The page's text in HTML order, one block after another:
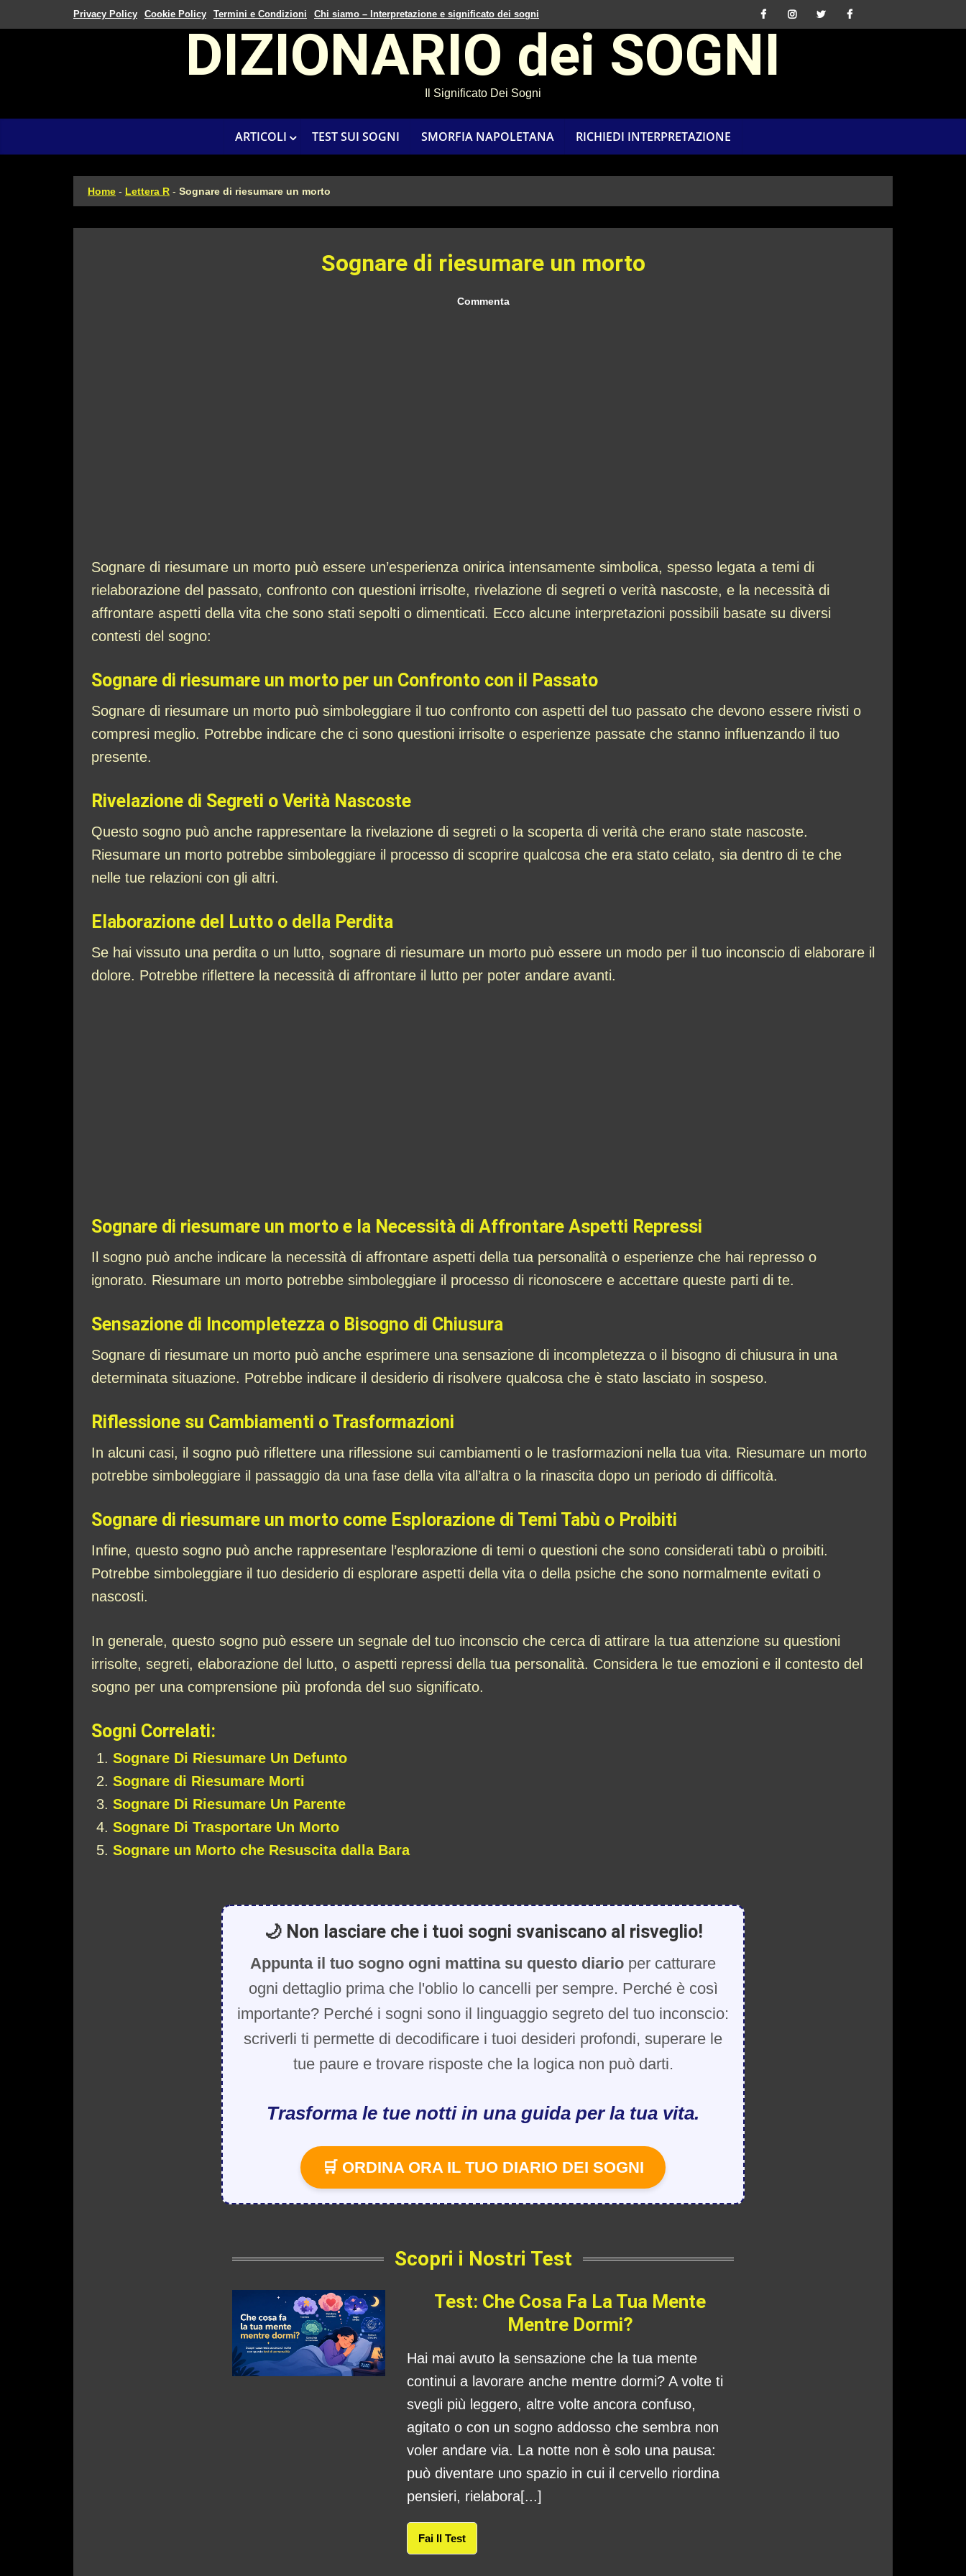
Privacy Policy Cookie Policy Termini e Condizioni Chi siamo – Interpretazione e significato dei sogni
DIZIONARIO dei SOGNI
Il Significato Dei Sogni
ARTICOLI TEST SUI SOGNI SMORFIA NAPOLETANA RICHIEDI INTERPRETAZIONE
Home - Lettera R - Sognare di riesumare un morto
Sognare di riesumare un morto
Commenta
Sognare di riesumare un morto può essere un’esperienza onirica intensamente simbolica, spesso legata a temi di
rielaborazione del passato, confronto con questioni irrisolte, rivelazione di segreti o verità nascoste, e la necessità di
affrontare aspetti della vita che sono stati sepolti o dimenticati. Ecco alcune interpretazioni possibili basate su diversi
contesti del sogno:
Sognare di riesumare un morto per un Confronto con il Passato
Sognare di riesumare un morto può simboleggiare il tuo confronto con aspetti del tuo passato che devono essere rivisti o
compresi meglio. Potrebbe indicare che ci sono questioni irrisolte o esperienze passate che stanno influenzando il tuo
presente.
Rivelazione di Segreti o Verità Nascoste
Questo sogno può anche rappresentare la rivelazione di segreti o la scoperta di verità che erano state nascoste.
Riesumare un morto potrebbe simboleggiare il processo di scoprire qualcosa che era stato celato, sia dentro di te che
nelle tue relazioni con gli altri.
Elaborazione del Lutto o della Perdita
Se hai vissuto una perdita o un lutto, sognare di riesumare un morto può essere un modo per il tuo inconscio di elaborare il
dolore. Potrebbe riflettere la necessità di affrontare il lutto per poter andare avanti.
Sognare di riesumare un morto e la Necessità di Affrontare Aspetti Repressi
Il sogno può anche indicare la necessità di affrontare aspetti della tua personalità o esperienze che hai represso o
ignorato. Riesumare un morto potrebbe simboleggiare il processo di riconoscere e accettare queste parti di te.
Sensazione di Incompletezza o Bisogno di Chiusura
Sognare di riesumare un morto può anche esprimere una sensazione di incompletezza o il bisogno di chiusura in una
determinata situazione. Potrebbe indicare il desiderio di risolvere qualcosa che è stato lasciato in sospeso.
Riflessione su Cambiamenti o Trasformazioni
In alcuni casi, il sogno può riflettere una riflessione sui cambiamenti o le trasformazioni nella tua vita. Riesumare un morto
potrebbe simboleggiare il passaggio da una fase della vita all’altra o la rinascita dopo un periodo di difficoltà.
Sognare di riesumare un morto come Esplorazione di Temi Tabù o Proibiti
Infine, questo sogno può anche rappresentare l’esplorazione di temi o questioni che sono considerati tabù o proibiti.
Potrebbe simboleggiare il tuo desiderio di esplorare aspetti della vita o della psiche che sono normalmente evitati o
nascosti.
In generale, questo sogno può essere un segnale del tuo inconscio che cerca di attirare la tua attenzione su questioni
irrisolte, segreti, elaborazione del lutto, o aspetti repressi della tua personalità. Considera le tue emozioni e il contesto del
sogno per una comprensione più profonda del suo significato.
Sogni Correlati:
Sognare Di Riesumare Un Defunto
Sognare di Riesumare Morti
Sognare Di Riesumare Un Parente
Sognare Di Trasportare Un Morto
Sognare un Morto che Resuscita dalla Bara
🌙 Non lasciare che i tuoi sogni svaniscano al risveglio!
Appunta il tuo sogno ogni mattina su questo diario per catturare
ogni dettaglio prima che l'oblio lo cancelli per sempre. Perché è così
importante? Perché i sogni sono il linguaggio segreto del tuo inconscio:
scriverli ti permette di decodificare i tuoi desideri profondi, superare le
tue paure e trovare risposte che la logica non può darti.
Trasforma le tue notti in una guida per la tua vita.
🛒 ORDINA ORA IL TUO DIARIO DEI SOGNI
Scopri i Nostri Test
Test: Che Cosa Fa La Tua Mente
Mentre Dormi?
Hai mai avuto la sensazione che la tua mente
continui a lavorare anche mentre dormi? A volte ti
svegli più leggero, altre volte ancora confuso,
agitato o con un sogno addosso che sembra non
voler andare via. La notte non è solo una pausa:
può diventare uno spazio in cui il cervello riordina
pensieri, rielabora[...]
Fai Il Test